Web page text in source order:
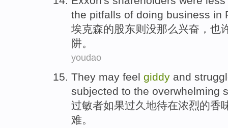
the pitfalls of doing business in
埃克森的股东则 没那么兴奋 ， 也
阱。
youdao
They may feel giddy and
subjected to the overwhelming
过敏者如果过久地待在浓烈的香
难。